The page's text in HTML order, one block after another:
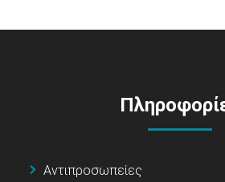
Αντιπροσωπείες